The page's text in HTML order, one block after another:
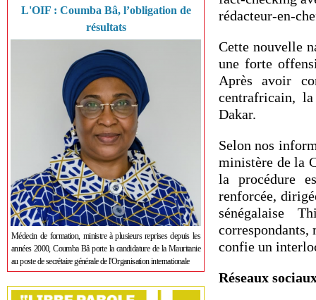
L'OIF : Coumba Bâ, l’obligation de
résultats
Médecin de formation, ministre à plusieurs reprises depuis les
années 2000, Coumba Bâ porte la candidature de la Mauritanie
au poste de secrétaire générale de l'Organisation internationale
rédacteur-en-
Cette nouvelle
une forte
Après avoir
centrafricain,
Dakar.
Selon nos
ministère de la
la procédure
renforcée,
sénégalaise
correspondants,
confie un
Réseaux